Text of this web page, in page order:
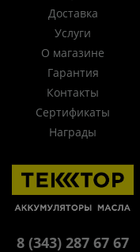
Доставка
Услуги
О магазине
Гарантия
Контакты
Сертификаты
Награды
8 (343) 287 67 67